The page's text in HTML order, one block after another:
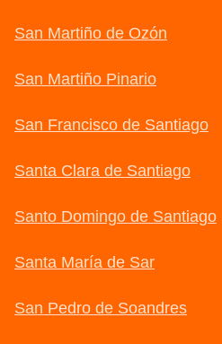
San Martiño de Ozón
San Martiño Pinario
San Francisco de Santiago
Santa Clara de Santiago
Santo Domingo de Santiago
Santa María de Sar
San Pedro de Soandres